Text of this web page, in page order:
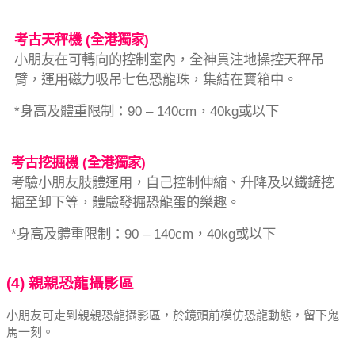
考古天秤機 (全港獨家)
小朋友在可轉向的控制室內，全神貫注地操控天秤吊
臂，運用磁力吸吊七色恐龍珠，集結在寶箱中。
*身高及體重限制：90 – 140cm，40kg或以下
考古挖掘機 (全港獨家)
考驗小朋友肢體運用，自己控制伸縮、升降及以鐵鏟挖
掘至卸下等，體驗發掘恐龍蛋的樂趣。
*身高及體重限制：90 – 140cm，40kg或以下
(4) 親親恐龍攝影區
小朋友可走到親親恐龍攝影區，於鏡頭前模仿恐龍動態，留下鬼
馬一刻。